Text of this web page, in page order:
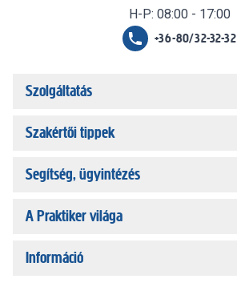
H-P: 08:00 - 17:00
+36-80/32-32-32
Szolgáltatás
Szakértői tippek
Segítség, ügyintézés
A Praktiker világa
Információ